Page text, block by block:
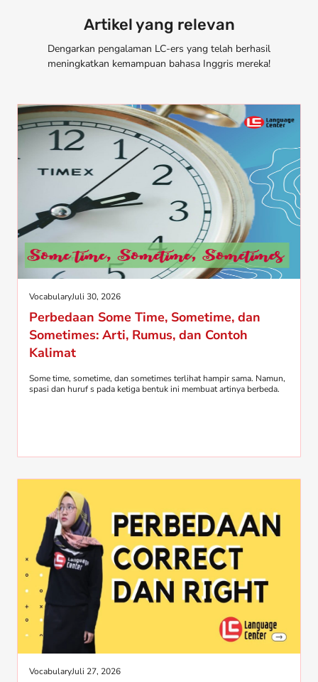
Artikel yang relevan
Dengarkan pengalaman LC-ers yang telah berhasil
meningkatkan kemampuan bahasa Inggris mereka!
VocabularyJuli 30, 2026
Perbedaan Some Time, Sometime, dan
Sometimes: Arti, Rumus, dan Contoh
Kalimat
Some time, sometime, dan sometimes terlihat hampir sama. Namun,
spasi dan huruf s pada ketiga bentuk ini membuat artinya berbeda.
VocabularyJuli 27, 2026